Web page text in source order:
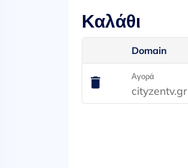
Καλάθι
Domain
Αγορά
cityzentv.gr